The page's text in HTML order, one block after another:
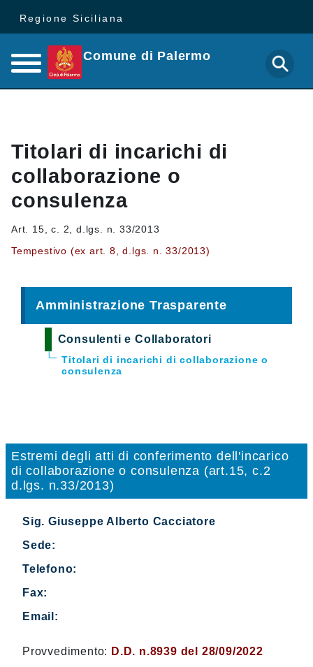
Regione Siciliana
Comune di Palermo
Titolari di incarichi di
collaborazione o
consulenza
Art. 15, c. 2, d.lgs. n. 33/2013
Tempestivo (ex art. 8, d.lgs. n. 33/2013)
Amministrazione Trasparente
Consulenti e Collaboratori
Titolari di incarichi di collaborazione o
consulenza
Estremi degli atti di conferimento dell'incarico
di collaborazione o consulenza (art.15, c.2
d.lgs. n.33/2013)
Sig. Giuseppe Alberto Cacciatore
Sede:
Telefono:
Fax:
Email:
Provvedimento: D.D. n.8939 del 28/09/2022